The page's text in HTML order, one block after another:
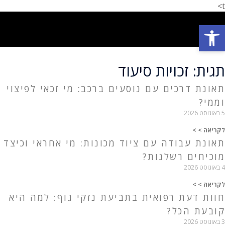
t>
תגית: זכויות סיעוד
תאונת דרכים עם נוסעים ברכב: מי זכאי לפיצוי
וממי?
5 באוגוסט 2026
לקריאה > >
תאונת עבודה עם ציוד מכונות: מי אחראי וכיצד
מוכיחים רשלנות?
4 באוגוסט 2026
לקריאה > >
חוות דעת רפואית בתביעת נזקי גוף: למה היא
קובעת הכל?
3 באוגוסט 2026
פתח סרגל נגישות
פתח סרגל נגישות